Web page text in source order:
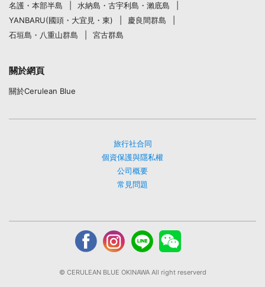
名護・本部半島
水納島・古宇利島・瀨底島
YANBARU(國頭・大宜見・東)
慶良間群島
石垣島・八重山群島
宮古群島
關於網頁
關於Cerulean Blue
旅行社合同
個資保護與隱私權
公司概要
常見問題
© CERULEAN BLUE OKINAWA All right reserverd